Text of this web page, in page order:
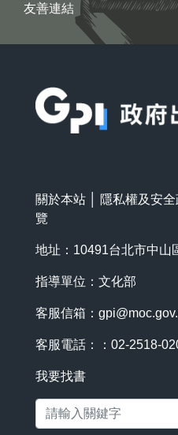
友善連結
關於本站 隱私權及安
覽
地址：10491台北市中山
指導單位：文化部
客服信箱：
客服電話：：02-2518-
我要找書